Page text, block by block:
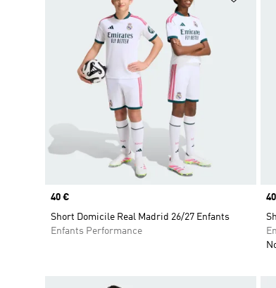
Prix
40 €
Short Domicile Real Madrid 26/27 Enfants
Enfants Performance